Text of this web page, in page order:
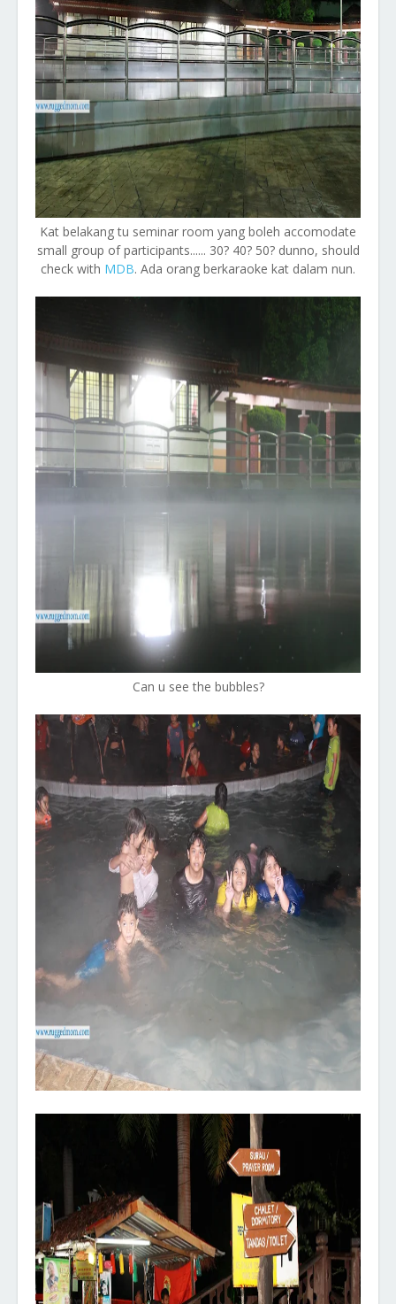
Kat belakang tu seminar room yang boleh accomodate
small group of participants...... 30? 40? 50? dunno, should
check with MDB. Ada orang berkaraoke kat dalam nun.
Can u see the bubbles?